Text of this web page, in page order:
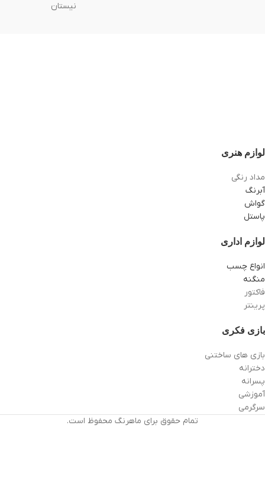
نیستان
لوازم هنری
مداد رنگی
آبرنگ
گواش
پاستل
لوازم اداری
انواع چسب
منگنه
فاکتور
پرینتر
بازی فکری
بازی های ساختنی
دخترانه
پسرانه
آموزشی
سرگرمی
تمام حقوق برای ماهرنگ محفوظ است.